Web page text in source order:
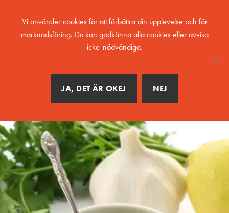
MENY
Vi använder cookies för att förbättra din upplevelse och för
marknadsföring. Du kan godkänna alla cookies eller avvisa
icke-nödvändiga.
JA, DET ÄR OKEJ NEJ